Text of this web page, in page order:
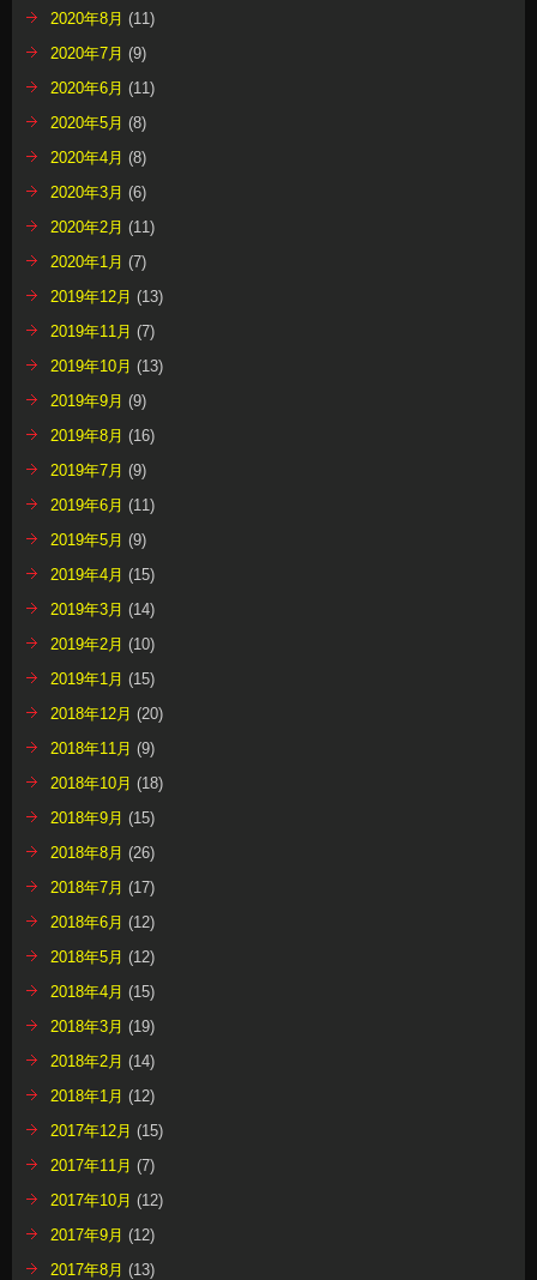
2020年8月 (11)
2020年7月 (9)
2020年6月 (11)
2020年5月 (8)
2020年4月 (8)
2020年3月 (6)
2020年2月 (11)
2020年1月 (7)
2019年12月 (13)
2019年11月 (7)
2019年10月 (13)
2019年9月 (9)
2019年8月 (16)
2019年7月 (9)
2019年6月 (11)
2019年5月 (9)
2019年4月 (15)
2019年3月 (14)
2019年2月 (10)
2019年1月 (15)
2018年12月 (20)
2018年11月 (9)
2018年10月 (18)
2018年9月 (15)
2018年8月 (26)
2018年7月 (17)
2018年6月 (12)
2018年5月 (12)
2018年4月 (15)
2018年3月 (19)
2018年2月 (14)
2018年1月 (12)
2017年12月 (15)
2017年11月 (7)
2017年10月 (12)
2017年9月 (12)
2017年8月 (13)